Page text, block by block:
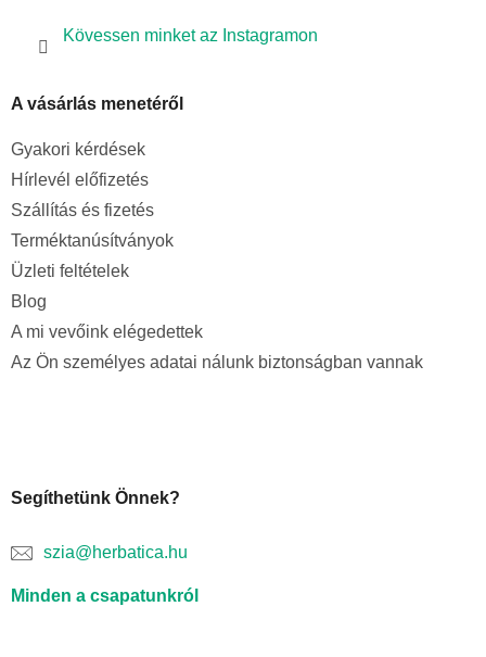
Kövessen minket az Instagramon
A vásárlás menetéről
Gyakori kérdések
Hírlevél előfizetés
Szállítás és fizetés
Terméktanúsítványok
Üzleti feltételek
Blog
A mi vevőink elégedettek
Az Ön személyes adatai nálunk biztonságban vannak
Segíthetünk Önnek?
szia@herbatica.hu
Minden a csapatunkról